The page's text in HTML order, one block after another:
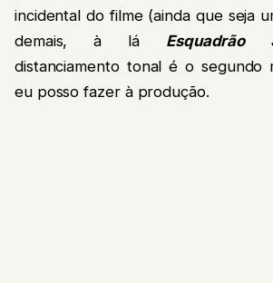
incidental do filme (ainda que seja
demais, à lá Esquadrão
distanciamento tonal é o segundo
eu posso fazer à produção.